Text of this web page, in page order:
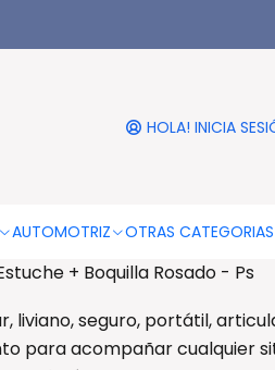
HOLA! INICIA
AUTOMOTRIZ OTRAS CATEGORIAS
Fussen +
Rosado -
DESCRIPCIÓN
+ Boquilla Rosado - Ps
liviano, seguro, portátil,
para acompañar cualquier